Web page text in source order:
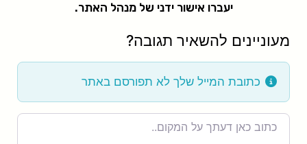
יעברו אישור ידני של מנהל האתר.
מעוניינים להשאיר תגובה?
כתובת המייל שלך לא תפורסם באתר
Review
text